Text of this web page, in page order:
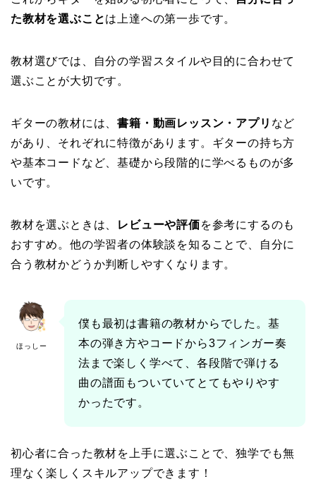
た教材を選ぶことは上達への第一歩です。
教材選びでは、自分の学習スタイルや目的に合わせて
選ぶことが大切です。
ギターの教材には、書籍・動画レッスン・アプリ など
があり、それぞれに特徴があります。ギターの持ち方
や基本コードなど、基礎から段階的に学べるものが多
いです。
教材を選ぶときは、 レビューや評価を参考にするのも
おすすめ。他の学習者の体験談を知ることで、自分に
合う教材かどうか判断しやすくなります。
ほっしー
僕も最初は書籍の教材からでした。基
本の弾き方やコードから3フィンガー奏
法まで楽しく学べて、各段階で弾ける
曲の譜面もついていてとてもやりやす
かったです。
初心者に合った教材を上手に選ぶことで、独学でも無
理なく楽しくスキルアップできます！